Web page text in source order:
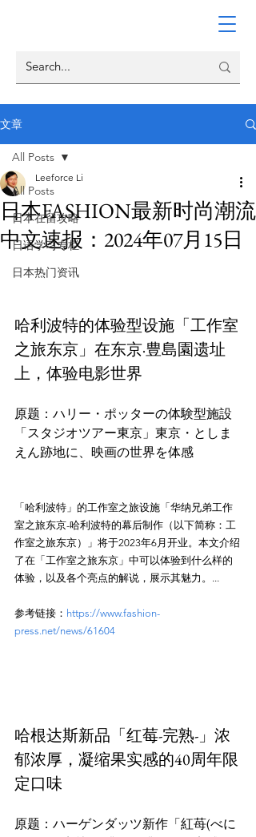
文章
All Posts
日本在留攻略
日语学习专栏
日本热门资讯
All Posts
日本FASHION最新时尚潮流
中文速报：2024年07月15日
Leeforce Li
哈利波特的体验型设施「工作室
之旅东京」在东京·豊島園遗址
上，体验电影世界
原题：ハリー・ポッターの体験型施設
「スタジオツアー東京」東京・としま
えん跡地に、映画の世界を体感
「哈利波特」的工作室之旅设施「华纳兄弟工作
室之旅东京-哈利波特的幕后制作（以下简称：工
作室之旅东京）」将于2023年6月开业。本文介绍
了在「工作室之旅东京」中可以体验到什么样的
体验，以及各个亮点的解说，展示其魅力。...
参考链接： https://www.fashion-
press.net/news/61604
哈根达斯新品「红莓-完熟-」浓
郁浓厚，凝缩果实感的40周年限
定口味
原题：ハーゲンダッツ新作「紅苺(べに